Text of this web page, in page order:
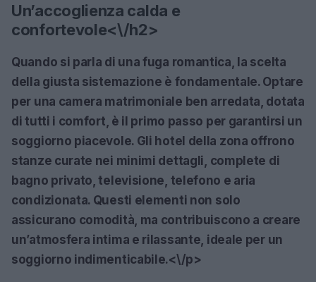
Un’accoglienza calda e
confortevole<\/h2>
Quando si parla di una fuga romantica, la scelta
della giusta sistemazione è fondamentale. Optare
per una camera matrimoniale ben arredata, dotata
di tutti i comfort, è il primo passo per garantirsi un
soggiorno piacevole. Gli hotel della zona offrono
stanze curate nei minimi dettagli, complete di
bagno privato, televisione, telefono e aria
condizionata. Questi elementi non solo
assicurano comodità, ma contribuiscono a creare
un’atmosfera intima e rilassante, ideale per un
soggiorno indimenticabile.<\/p>